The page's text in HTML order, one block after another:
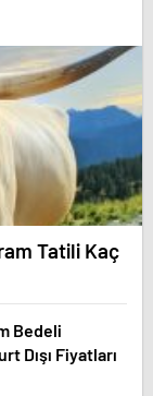
Tatili Kaç
Bedeli
Dışı Fiyatları